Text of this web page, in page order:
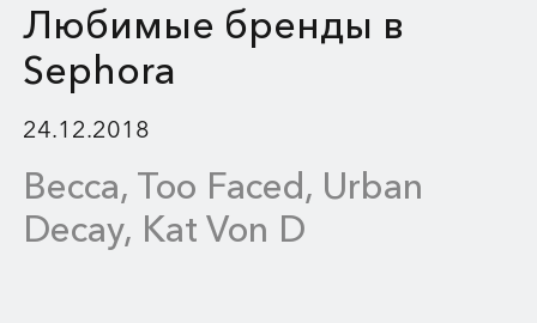
Любимые бренды в
Sephora
24.12.2018
Becca, Too Faced, Urban
Decay, Kat Von D